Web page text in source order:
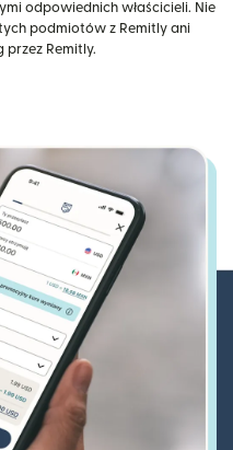
odpowiednich właścicieli. Nie
podmiotów z Remitly ani
przez Remitly.